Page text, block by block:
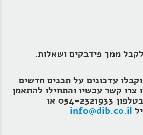
ממך פידבקים ושאלות.
וקבלו עדכונים על תכנים חדשים
צרו קשר עכשיו והתחילו להתאמן
יחד איתי בטלפון 054-2321933 או
info@dib.co.il